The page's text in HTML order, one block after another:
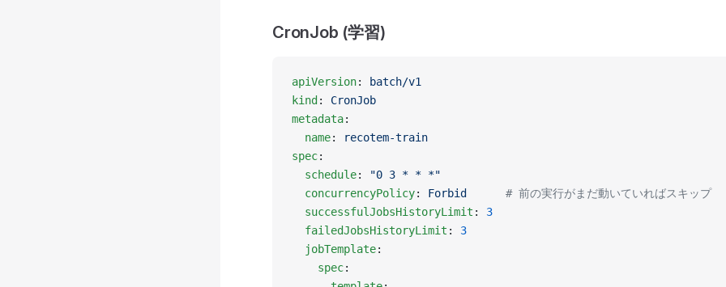
CronJob (学習)
apiVersion:
batch/v1
kind : CronJob
metadata:
  name
:
recotem-train
spec:
  schedule
:
"0 3 * * *"
  concurrencyPolicy
: Forbid
      # 前の実行がまだ動いていればスキップ
  successfulJobsHistoryLimit
: 3
  failedJobsHistoryLimit
: 3
  jobTemplate
:
    spec
: